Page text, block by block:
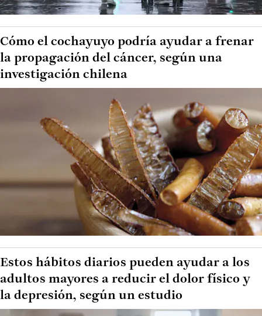
Cómo el cochayuyo podría ayudar a frenar
la propagación del cáncer, según una
investigación chilena
Estos hábitos diarios pueden ayudar a los
adultos mayores a reducir el dolor físico y
la depresión, según un estudio